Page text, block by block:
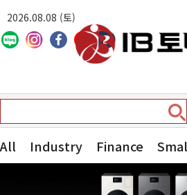
2026.08.08 (토)
All Industry Finance